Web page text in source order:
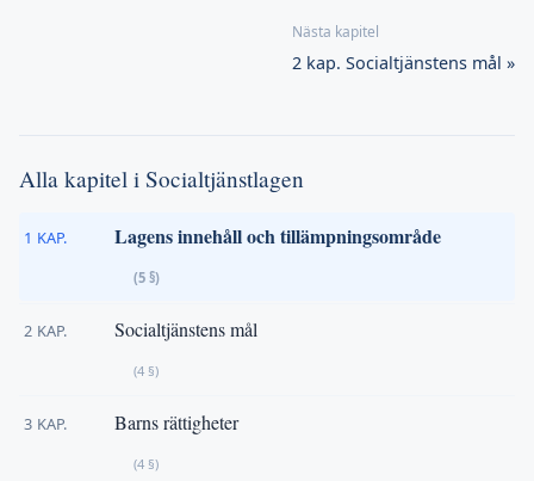
2 kap. Socialtjänstens mål »
Alla kapitel i Socialtjänstlagen
1 KAP. Lagens innehåll och tillämpningsområde
(5 §)
2 KAP. Socialtjänstens mål
(4 §)
3 KAP. Barns rättigheter
(4 §)